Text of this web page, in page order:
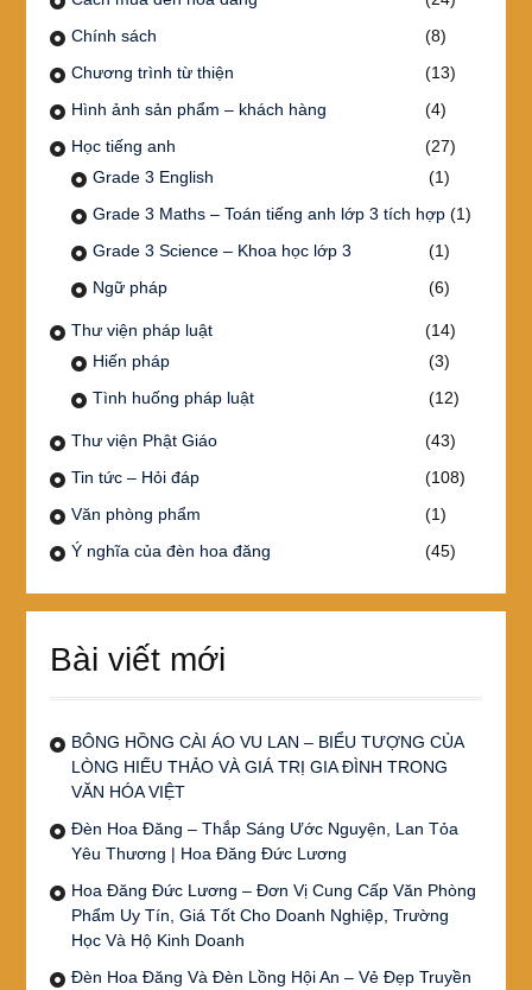
Chính sách
(8)
Chương trình từ thiện
(13)
Hình ảnh sản phẩm – khách hàng
(4)
Học tiếng anh
(27)
Grade 3 English
(1)
Grade 3 Maths – Toán tiếng anh lớp 3 tích hợp(1)
Grade 3 Science – Khoa học lớp 3
(1)
Ngữ pháp
(6)
Thư viện pháp luật
(14)
Hiến pháp
(3)
Tình huống pháp luật
(12)
Thư viện Phật Giáo
(43)
Tin tức – Hỏi đáp
(108)
Văn phòng phẩm
(1)
Ý nghĩa của đèn hoa đăng
(45)
Bài viết mới
BÔNG HỒNG CÀI ÁO VU LAN – BIỂU TƯỢNG CỦA
LÒNG HIẾU THẢO VÀ GIÁ TRỊ GIA ĐÌNH TRONG
VĂN HÓA VIỆT
Đèn Hoa Đăng – Thắp Sáng Ước Nguyện, Lan Tỏa
Yêu Thương | Hoa Đăng Đức Lương
Hoa Đăng Đức Lương – Đơn Vị Cung Cấp Văn Phòng
Phẩm Uy Tín, Giá Tốt Cho Doanh Nghiệp, Trường
Học Và Hộ Kinh Doanh
Đèn Hoa Đăng Và Đèn Lồng Hội An – Vẻ Đẹp Truyền